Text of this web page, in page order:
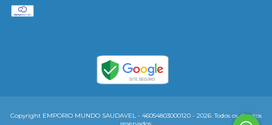
Copyright EMPORIO MUNDO SAUDAVEL - 46054803000120 - 2026. Todos os direitos
reservados.